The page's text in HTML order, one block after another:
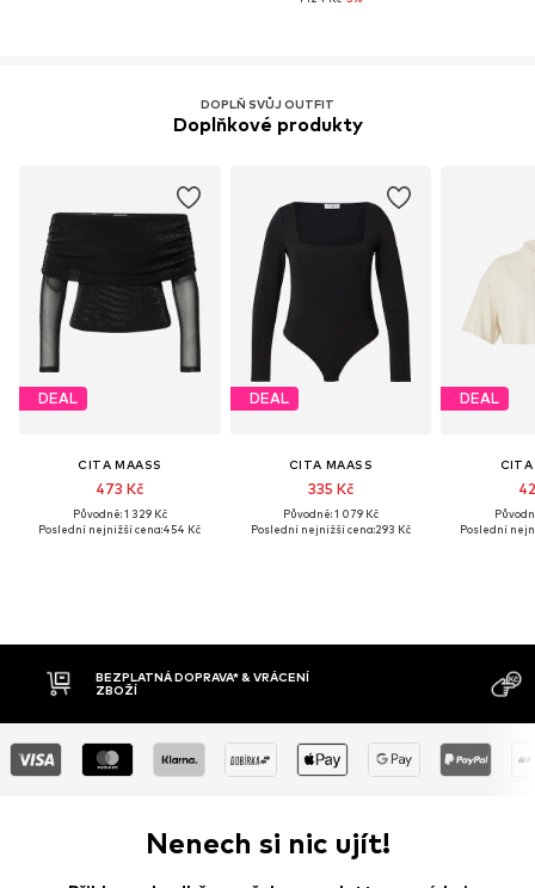
DOPLŇ SVŮJ OUTFIT
Doplňkové produkty
DEAL
CITA MAASS
473 Kč
Původně: 1 329 Kč
Poslední nejnižší cena:454 Kč
DEAL
CITA MAASS
335 Kč
Původně: 1 079 Kč
Poslední nejnižší cena:293 Kč
DEAL
CITA
Poslední
DOBÍRKA
MOŽNOST
Nenech si nic ujít!